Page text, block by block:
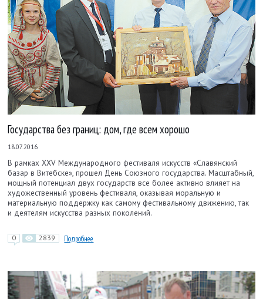
Государства без границ: дом, где всем хорошо
18.07.2016
В рамках XXV Международного фестиваля искусств «Славянский
базар в Витебске», прошел День Союзного государства. Масштабный,
мощный потенциал двух государств все более активно влияет на
художественный уровень фестиваля, оказывая моральную и
материальную поддержку как самому фестивальному движению, так
и деятелям искусства разных поколений.
0 2839 Подробнее